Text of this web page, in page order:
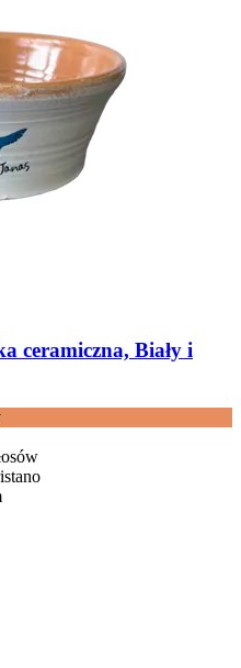
ceramiczna, Biały i